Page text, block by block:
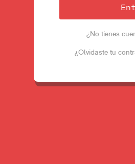
¿No tienes
¿Olvidaste tu